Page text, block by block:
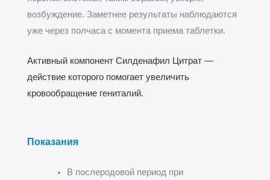
возбуждение. Заметнее результаты наблюдаются
уже через полчаса с момента приема таблетки.
Активный компонент Силденафил Цитрат —
действие которого помогает увеличить
кровообращение гениталий.
Показания
В послеродовой период при